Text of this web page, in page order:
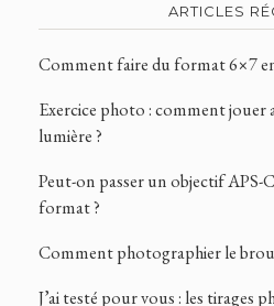
ARTICLES
Comment faire du format 6×7
Exercice photo : comment jouer
lumière ?
Peut-on passer un objectif APS-
format ?
Comment photographier le
J’ai testé pour vous : les tirages